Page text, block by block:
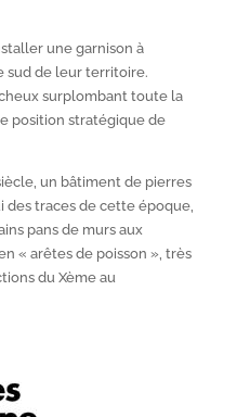
une garnison à
sud de leur territoire.
surplombant toute la
position stratégique de
un bâtiment de pierres
des traces de cette époque,
pans de murs aux
« arêtes de poisson », très
du Xèmeau